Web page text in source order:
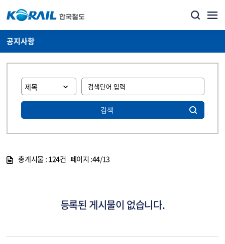
공지사항
검색
총게시물 : 124건 페이지 :44/13
등록된 게시물이 없습니다.